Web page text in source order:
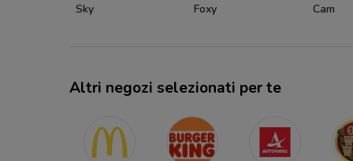
Sky Foxy Cam
Altri negozi selezionati per te